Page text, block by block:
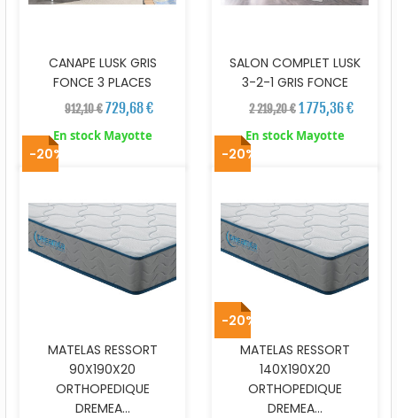
CANAPE LUSK GRIS
FONCE 3 PLACES
912,10 €729,68 €
En stock Mayotte
SALON COMPLET LUSK
3-2-1 GRIS FONCE
2 219,20 €1 775,36 €
En stock Mayotte
-20%
MATELAS RESSORT
90X190X20
ORTHOPEDIQUE
DREMEA...
-20%
MATELAS RESSORT
140X190X20
ORTHOPEDIQUE
DREMEA...
-20%